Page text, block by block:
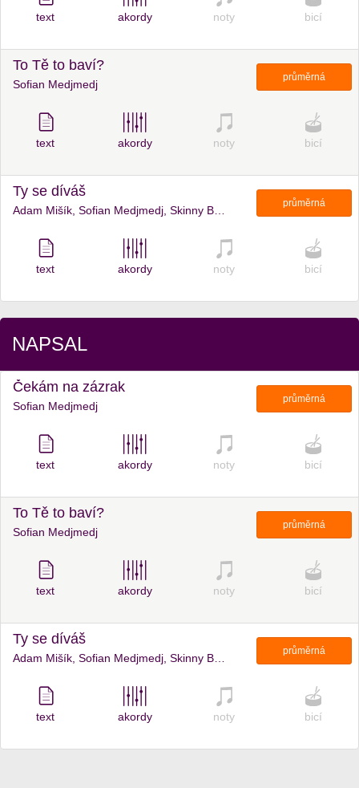
text akordy noty bicí
To Tě to baví?
Sofian Medjmedj
průměrná
text akordy noty bicí
Ty se díváš
průměrná
text akordy noty bicí
NAPSAL
Čekám na zázrak
Sofian Medjmedj
průměrná
text akordy noty bicí
To Tě to baví?
Sofian Medjmedj
průměrná
text akordy noty bicí
Ty se díváš
průměrná
text akordy noty bicí